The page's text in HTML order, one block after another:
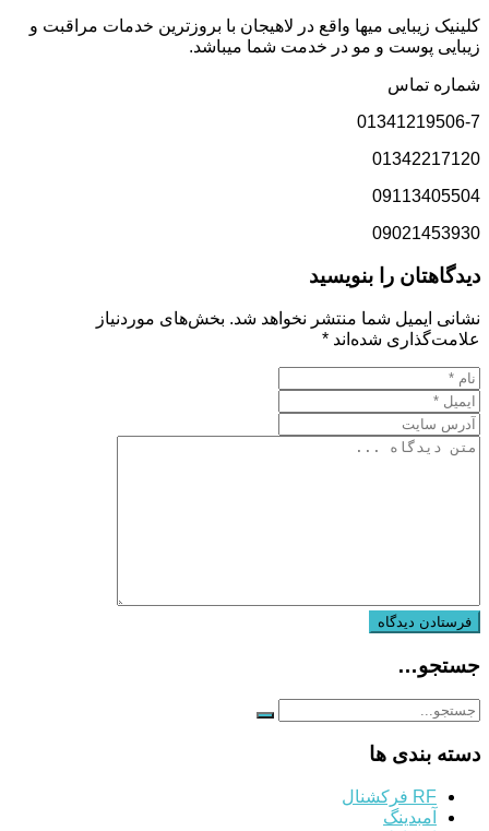
کلینیک زیبایی میها واقع در لاهیجان با بروزترین خدمات مراقبت و
زیبایی پوست و مو در خدمت شما میباشد.
شماره تماس
01341219506-7
01342217120
09113405504
09021453930
دیدگاهتان را بنویسید
نشانی ایمیل شما منتشر نخواهد شد. بخش‌های موردنیاز
علامت‌گذاری شده‌اند *
جستجو…
دسته بندی ها
RF فرکشنال
آمبدینگ